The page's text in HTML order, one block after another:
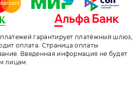
гарантирует платёжный шлюз,
оплата. Страница оплаты
Введенная информация не будет
лицам.